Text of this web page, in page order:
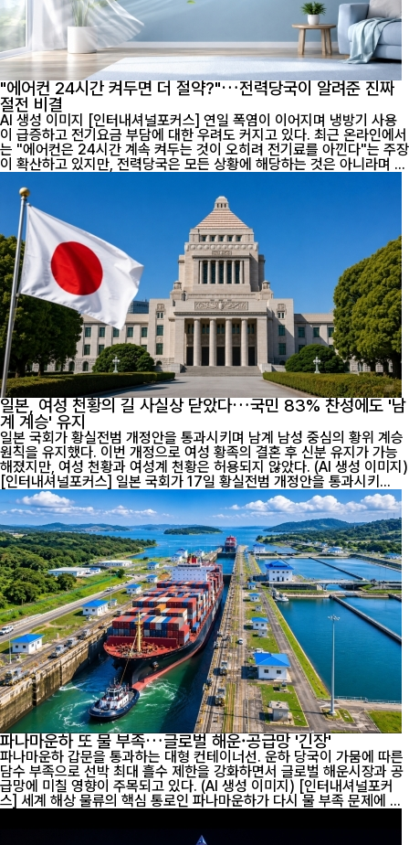
"에어컨 24시간 켜두면 더 절약?"…전력당국이 알려준 진짜
절전 비결
AI 생성 이미지 [인터내셔널포커스] 연일 폭염이 이어지며 냉방기 사용
이 급증하고 전기요금 부담에 대한 우려도 커지고 있다. 최근 온라인에서
는 "에어컨은 24시간 계속 켜두는 것이 오히려 전기료를 아낀다"는 주장
이 확산하고 있지만, 전력당국은 모든 상황에 해당하는 것은 아니라며 ...
일본, 여성 천황의 길 사실상 닫았다…국민 83% 찬성에도 '남
계 계승' 유지
일본 국회가 황실전범 개정안을 통과시키며 남계 남성 중심의 황위 계승
원칙을 유지했다. 이번 개정으로 여성 황족의 결혼 후 신분 유지가 가능
해졌지만, 여성 천황과 여성계 천황은 허용되지 않았다. (AI 생성 이미지)
[인터내셔널포커스] 일본 국회가 17일 황실전범 개정안을 통과시키...
파나마운하 또 물 부족…글로벌 해운·공급망 '긴장'
파나마운하 갑문을 통과하는 대형 컨테이너선. 운하 당국이 가뭄에 따른
담수 부족으로 선박 최대 흘수 제한을 강화하면서 글로벌 해운시장과 공
급망에 미칠 영향이 주목되고 있다. (AI 생성 이미지) [인터내셔널포커
스] 세계 해상 물류의 핵심 통로인 파나마운하가 다시 물 부족 문제에 ...